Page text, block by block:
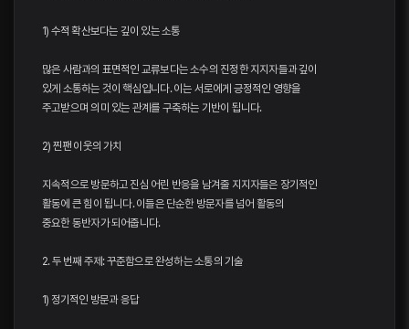
1) 수적 확산보다는 깊이 있는 소통
많은 사람과의 표면적인 교류보다는 소수의 진정한 지지자들과 깊이
있게 소통하는 것이 핵심입니다. 이는 서로에게 긍정적인 영향을
주고받으며 의미 있는 관계를 구축하는 기반이 됩니다.
2) 찐팬 이웃의 가치
지속적으로 방문하고 진심 어린 반응을 남겨줄 지지자들은 장기적인
활동에 큰 힘이 됩니다. 이들은 단순한 방문자를 넘어 활동의
중요한 동반자가 되어줍니다.
2. 두 번째 주제: 꾸준함으로 완성하는 소통의 기술
1) 정기적인 방문과 응답